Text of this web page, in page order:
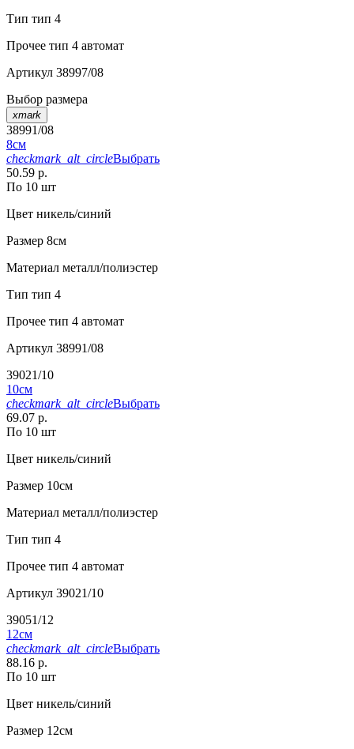
Тип тип 4
Прочее тип 4 автомат
Артикул 38997/08
Выбор размера
xmark
38991/08
8см
checkmark_alt_circleВыбрать
50.59 р.
По 10 шт
Цвет никель/синий
Размер 8см
Материал металл/полиэстер
Тип тип 4
Прочее тип 4 автомат
Артикул 38991/08
39021/10
10см
checkmark_alt_circleВыбрать
69.07 р.
По 10 шт
Цвет никель/синий
Размер 10см
Материал металл/полиэстер
Тип тип 4
Прочее тип 4 автомат
Артикул 39021/10
39051/12
12см
checkmark_alt_circleВыбрать
88.16 р.
По 10 шт
Цвет никель/синий
Размер 12см